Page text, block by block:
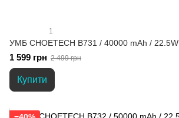
1
УМБ CHOETECH B731 / 40000 mAh / 22.5W
1 599 грн 2 499 грн
Купити